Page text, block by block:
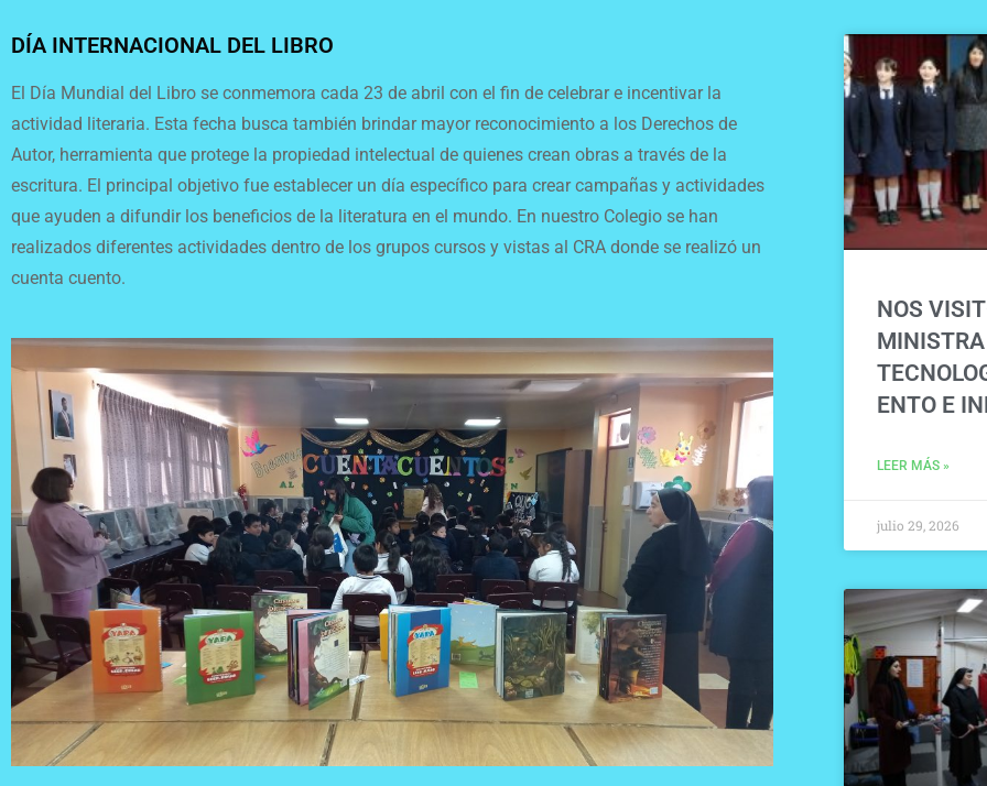
DÍA INTERNACIONAL DEL LIBRO
El Día Mundial del Libro se conmemora cada 23 de abril con el fin de celebrar e incentivar la
actividad literaria. Esta fecha busca también brindar mayor reconocimiento a los Derechos de
Autor, herramienta que protege la propiedad intelectual de quienes crean obras a través de la
escritura. El principal objetivo fue establecer un día específico para crear campañas y actividades
que ayuden a difundir los beneficios de la literatura en el mundo. En nuestro Colegio se han
realizados diferentes actividades dentro de los grupos cursos y vistas al CRA donde se realizó un
cuenta cuento.
NOS
ENTO E
LEER MÁS »
julio 29, 2026